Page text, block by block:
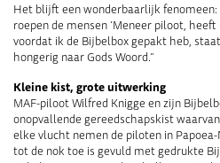
Het blijft een wonderbaarlijk
roepen de mensen ‘Meneer piloot, heeft
voordat ik de Bijbelbox gepakt heb,
hongerig naar Gods Woord.”
Kleine kist, grote uitwerking
MAF-piloot Wilfred Knigge en zijn
onopvallende gereedschapskist
elke vlucht nemen de piloten in
tot de nok toe is gevuld met gedrukte